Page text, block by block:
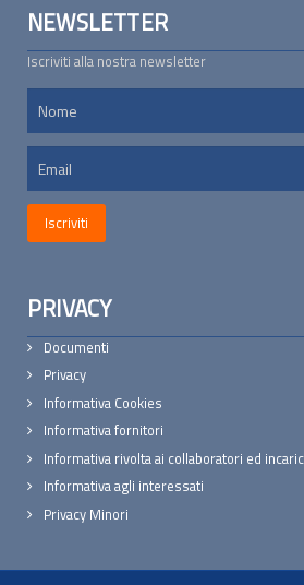
NEWSLETTER
Iscriviti alla nostra newsletter
PRIVACY
Documenti
Privacy
Informativa Cookies
Informativa fornitori
Informativa rivolta ai collaboratori ed
Informativa agli interessati
Privacy Minori